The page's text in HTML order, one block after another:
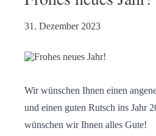
31. Dezember 2023
Wir wünschen Ihnen einen
und einen guten Rutsch ins Jahr
wünschen wir Ihnen alles Gute!